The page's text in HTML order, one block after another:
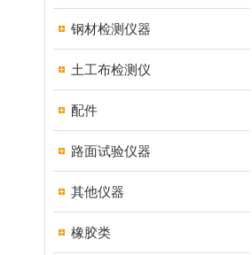
钢材检测仪器
土工布检测仪
配件
路面试验仪器
其他仪器
橡胶类